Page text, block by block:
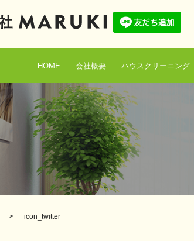
HOME 会社概要 ハウスクリーニング
icon_twitter